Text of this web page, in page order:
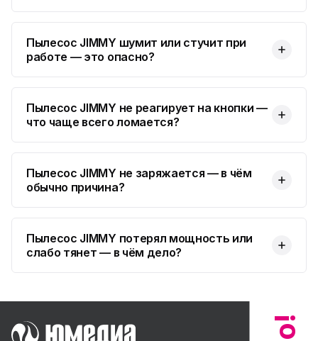
Пылесос JIMMY шумит или стучит при
работе — это опасно?
Пылесос JIMMY не реагирует на кнопки —
что чаще всего ломается?
Пылесос JIMMY не заряжается — в чём
обычно причина?
Пылесос JIMMY потерял мощность или
слабо тянет — в чём дело?